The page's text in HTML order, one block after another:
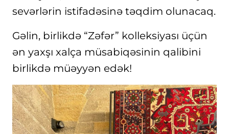
sevərlərin istifadəsinə təqdim olunacaq.
Gəlin, birlikdə “Zəfər” kolleksiyası üçün
ən yaxşı xalça müsabiqəsinin qalibini
birlikdə müəyyən edək!